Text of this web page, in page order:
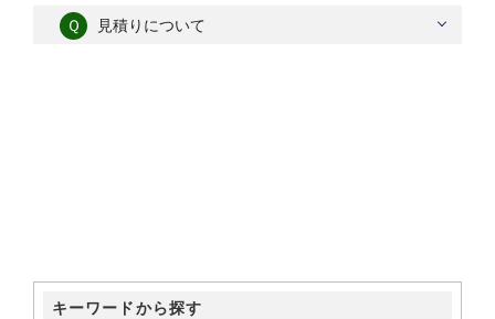
Ｑ 見積りについて
キーワードから探す